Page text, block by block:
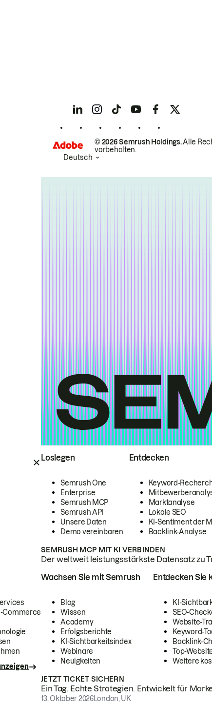
Loslegen
Semrush One
Enterprise
Semrush MCP
Semrush API
Unsere Daten
Demo vereinbaren
Entdecken
Keyword-
Marktanalyse
Lokale SEO
KI-Sentiment der
Backlink-Analyse
SEMRUSH MCP MIT KI VERBINDEN
Der weltweit leistungsstärkste Datensatz zu
Commerce
Wachsen Sie mit Semrush
Blog
Wissen
Academy
Erfolgsberichte
KI-Sichtbarkeitsindex
Webinare
Neuigkeiten
Entdecken Sie
KI-
SEO-
Website-
Keyword-
Backlink-
Top-
Weitere
JETZT TICKET SICHERN
Ein Tag. Echte Strategien. Entwickelt für
13. Oktober 2026London, UK
© 2026 Semrush Holdings.Alle
vorbehalten.
Deutsch